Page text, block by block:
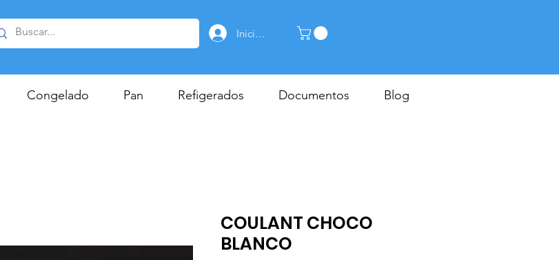
Inicia la sessió
Congelado Pan Refigerados Documentos Blog
COULANT CHOCO
BLANCO